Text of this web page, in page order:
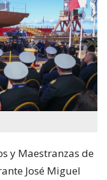
y Maestranzas de
José Miguel